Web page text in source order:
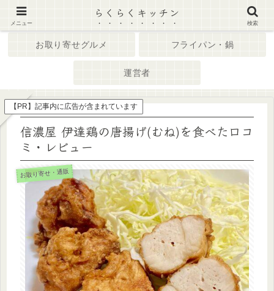
キッチン家電
お取り寄せグルメ フライパン・鍋
運営者
【PR】記事内に広告が含まれています
信濃屋 伊達鶏の唐揚げ(むね)を食べた口コ
ミ・レビュー
お取り寄せ・通販
メニュー
らくらくキッチン
検索